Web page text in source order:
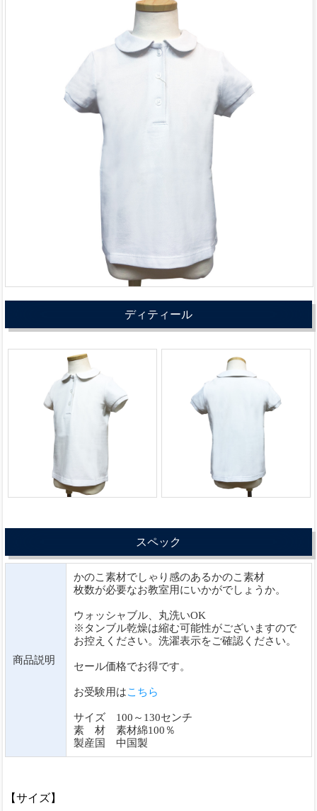
ディティール
スペック
商品説明
かのこ素材でしゃり感のあるかのこ素材
枚数が必要なお教室用にいかがでしょうか。
ウォッシャブル、丸洗いOK
※タンブル乾燥は縮む可能性がございますので
お控えください。洗濯表示をご確認ください。
セール価格でお得です。
お受験用はこちら
サイズ 100～130センチ
素 材 素材綿100％
製産国 中国製
【サイズ】